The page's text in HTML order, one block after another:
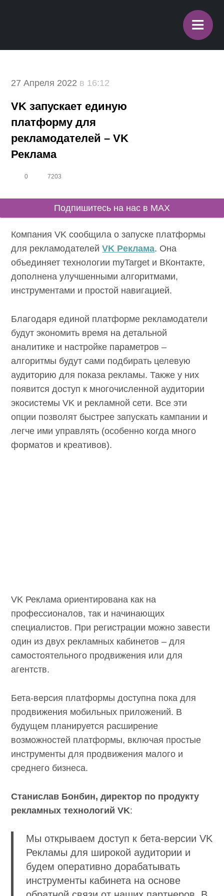
≡
27 Апреля 2022 в 16:12
VK запускает единую
платформу для
рекламодателей – VK
Реклама
0 7203
Подпишитесь на нас в MAX
Компания VK сообщила о запуске платформы
для рекламодателейVK Реклама. Она
объединяет технологии myTarget и ВКонтакте,
дополнена улучшенными алгоритмами,
инструментами и простой навигацией.
Благодаря единой платформе рекламодатели
будут экономить время на детальной
аналитике и настройке параметров –
алгоритмы будут сами подбирать целевую
аудиторию для показа рекламы. Также у них
появится доступ к многочисленной аудитории
экосистемы VK и рекламной сети. Все эти
опции позволят быстрее запускать кампании и
легче ими управлять (особенно когда много
форматов и креативов).
VK Реклама ориентирована как на
профессионалов, так и начинающих
специалистов. При регистрации можно завести
один из двух рекламных кабинетов – для
самостоятельного продвижения или для
агентств.
Бета-версия платформы доступна пока для
продвижения мобильных приложений. В
будущем планируется расширение
возможностей платформы, включая простые
инструменты для продвижения малого и
среднего бизнеса.
Станислав Бонбин, директор по продукту
рекламных технологий VK:
Мы открываем доступ к бета-версии VK
Рекламы для широкой аудитории и
будем оперативно дорабатывать
инструменты кабинета на основе